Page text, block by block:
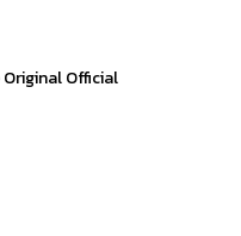
Official